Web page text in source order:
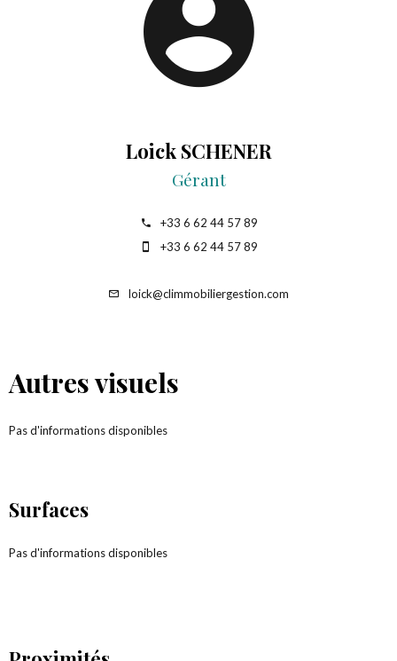
Loick SCHENER
Gérant
+33 6 62 44 57 89
+33 6 62 44 57 89
loick@climmobiliergestion.com
Autres visuels
Pas d'informations disponibles
Surfaces
Pas d'informations disponibles